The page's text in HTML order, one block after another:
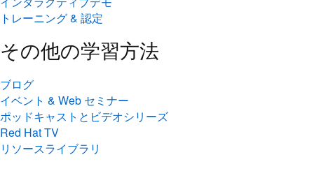
その他の学習方法
ブログ
イベント & Web セミナー
ポッドキャストとビデオシリーズ
Red Hat TV
リソースライブラリ
開発者向け